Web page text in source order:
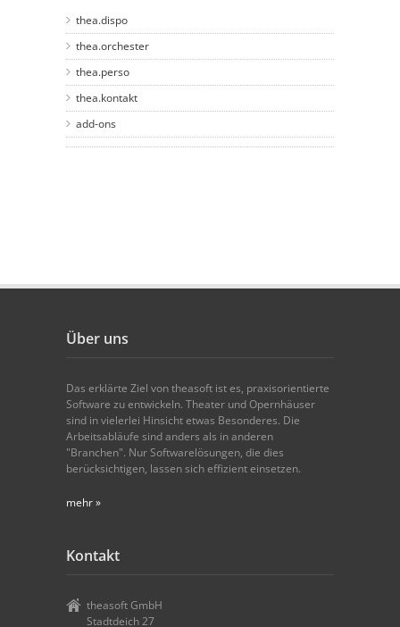
thea.dispo
thea.orchester
thea.perso
thea.kontakt
add-ons
Über uns
Das erklärte Ziel von theasoft ist es, praxisorientierte
Software zu entwickeln. Theater und Opernhäuser
sind in vielerlei Hinsicht etwas Besonderes. Die
Arbeitsabläufe sind anders als in anderen
"Branchen". Nur Softwarelösungen, die dies
berücksichtigen, lassen sich effizient einsetzen.
mehr »
Kontakt
theasoft GmbH
Stadtdeich 27